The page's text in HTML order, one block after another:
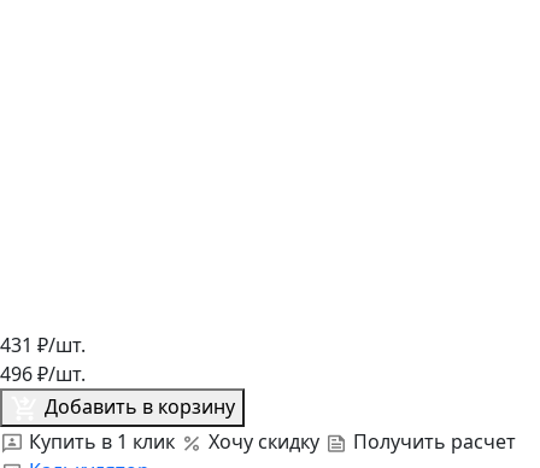
431 ₽/шт.
496₽/шт.
Добавить в корзину
Купить в 1 клик
Хочу скидку
Получить расчет